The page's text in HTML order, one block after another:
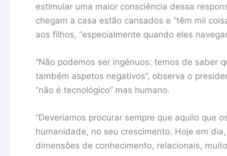
estimular uma maior consciência dessa
chegam a casa estão cansados e “têm mil
aos filhos, “especialmente quando eles
“Não podemos ser ingénuos: temos de saber
também aspetos negativos”, observa o
“não é tecnológico” mas humano.
“Deveríamos procurar sempre que aquilo que
humanidade, no seu crescimento. Hoje em
dimensões de conhecimento, relacionais,